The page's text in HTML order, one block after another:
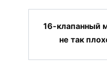
16-клапанный
не так